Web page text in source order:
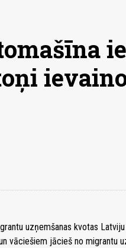
uzņemšanas kvotas
vāciešiem jācieš no migrantu